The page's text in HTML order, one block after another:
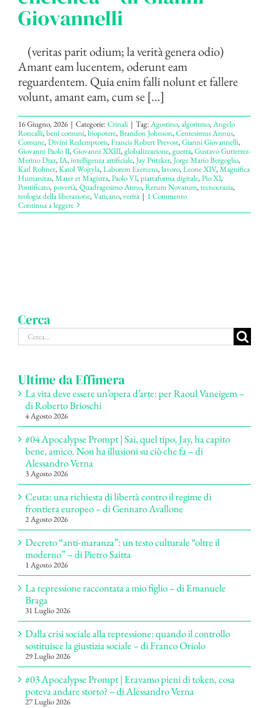
Giovannelli
(veritas parit odium; la verità genera odio)
Amant eam lucentem, oderunt eam
reguardentem. Quia enim falli nolunt et fallere
volunt, amant eam, cum se [...]
16 Giugno, 2026 | Categorie:Crinali | Tag:Agostino,algoritmo,Angelo
Roncalli,beni comuni,biopotere,Brandon Johnson,Centesimus Annus,
Comune,Divini Redemptoris,Francis Robert Prevost,Gianni Giovannelli,
Giovanni Paolo II,Giovanni XXIII,globalizzazione,guerra,Gustavo Gutierrez-
Merino Diaz,IA,intelligenza artificiale,Jay Pritzker,Jorge Mario Bergoglio,
Karl Rohner,Karol Wojtyla,Laborem Exercens,lavoro,Leone XIV,Magnifica
Humanitas,Mater et Magistra,Paolo VI,piattaforma digitale,Pio XI,
Pontificato,povertà,Quadragesimo Anno,Rerum Novarum,tecnocrazia,
teologia della liberazione,Vaticano,verità | 1 Commento
Continua a leggere
Cerca
Cerca
per:
Ultime da Effimera
La vita deve essere un’opera d’arte: per Raoul Vaneigem –
di Roberto Brioschi
4 Agosto 2026
#04 Apocalypse Prompt | Sai, quel tipo, Jay, ha capito
bene, amico. Non ha illusioni su ciò che fa – di
Alessandro Verna
3 Agosto 2026
Ceuta: una richiesta di libertà contro il regime di
frontiera europeo – di Gennaro Avallone
2 Agosto 2026
Decreto “anti-maranza”: un testo culturale “oltre il
moderno” – di Pietro Saitta
1 Agosto 2026
La repressione raccontata a mio figlio – di Emanuele
Braga
31 Luglio 2026
Dalla crisi sociale alla repressione: quando il controllo
sostituisce la giustizia sociale – di Franco Oriolo
29 Luglio 2026
#03 Apocalypse Prompt | Eravamo pieni di token, cosa
poteva andare storto? – di Alessandro Verna
27 Luglio 2026